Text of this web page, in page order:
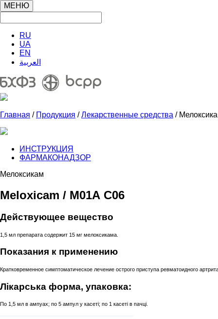
МЕНЮ
RU
UA
EN
العربية
Главная / Продукция /Лекарственные средства /
ИНСТРУКЦИЯ
ФАРМАКОНАДЗОР
Мелоксикам
Meloxicam / М01А С06
Действующее вещество
1,5 мл препарата содержит 15 мг мелоксикама.
Показания к применению
Кратковременное симптоматическое лечение острого приступа ревматоидного
Лікарська форма, упаковка:
По 1,5 мл в ампуах; по 5 ампул у касеті; по 1 касеті в пачці.